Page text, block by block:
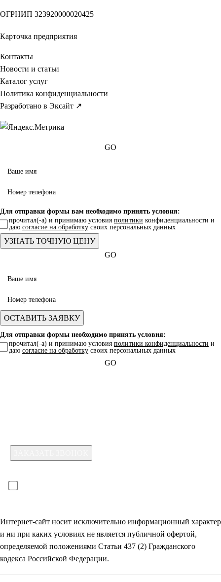
ОГРНИП 323920000020425
Карточка предприятия
Контакты
Новости и статьи
Каталог услуг
Политика конфиденциальности
Разработано в Эксайт ↗
GO
Для отправки формы вам необходимо принять условия:
прочитал(-а) и принимаю условия политики конфиденциальности и
даю согласие на обработку своих персональных данных
GO
Для отправки формы необходимо принять условия:
прочитал(-а) и принимаю условия политики конфиденциальности и
даю согласие на обработку своих персональных данных
GO
Интернет-сайт носит исключительно информационный характер
и ни при каких условиях не является публичной офертой,
определяемой положениями Статьи 437 (2) Гражданского
кодекса Российской Федерации.